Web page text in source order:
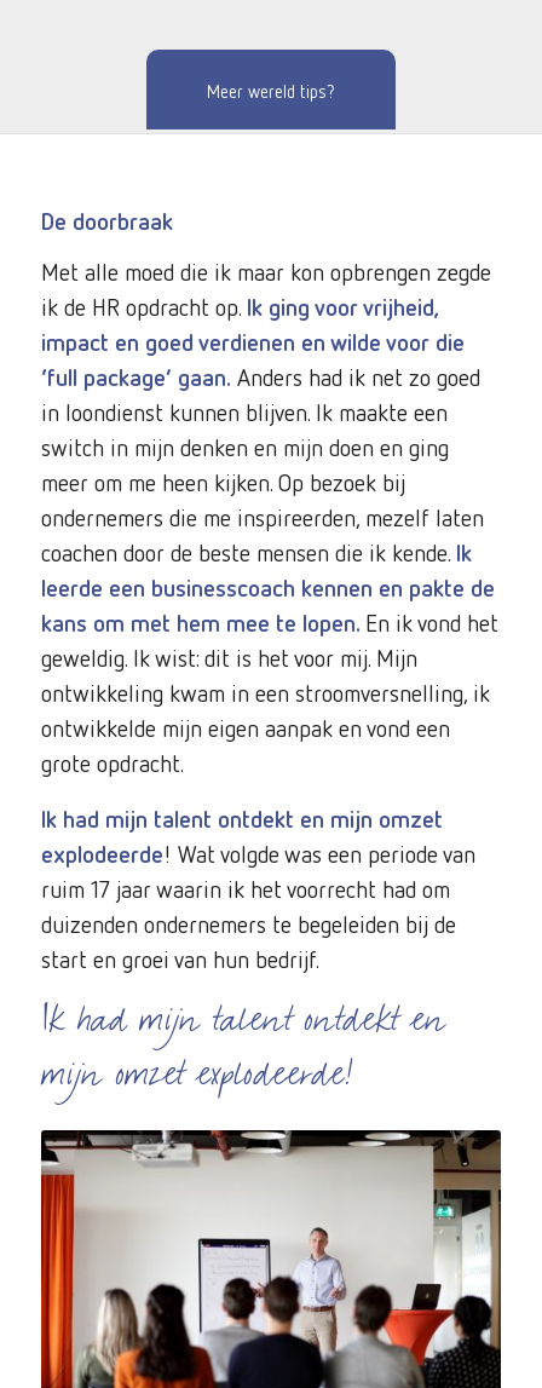
Meer wereld tips?
De doorbraak
Met alle moed die ik maar kon opbrengen zegde
ik de HR opdracht op. Ik ging voor vrijheid,
impact en goed verdienen en wilde voor die
‘full package’ gaan. Anders had ik net zo goed
in loondienst kunnen blijven. Ik maakte een
switch in mijn denken en mijn doen en ging
meer om me heen kijken. Op bezoek bij
ondernemers die me inspireerden, mezelf laten
coachen door de beste mensen die ik kende. Ik
leerde een businesscoach kennen en pakte de
kans om met hem mee te lopen. En ik vond het
geweldig. Ik wist: dit is het voor mij. Mijn
ontwikkeling kwam in een stroomversnelling, ik
ontwikkelde mijn eigen aanpak en vond een
grote opdracht.
Ik had mijn talent ontdekt en mijn omzet
explodeerde! Wat volgde was een periode van
ruim 17 jaar waarin ik het voorrecht had om
duizenden ondernemers te begeleiden bij de
start en groei van hun bedrijf.
Ik had mijn talent ontdekt en
mijn omzet explodeerde!